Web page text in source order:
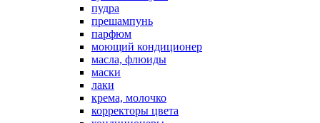
пудра
прешампунь
парфюм
моющий кондиционер
масла, флюиды
маски
лаки
крема, молочко
корректоры цвета